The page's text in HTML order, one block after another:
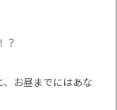
？
お昼までにはあな